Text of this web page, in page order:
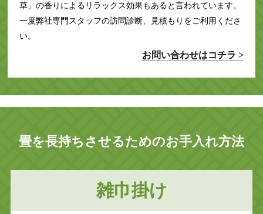
草」の香りによるリラックス効果もあると言われています。
一度弊社専門スタッフの訪問診断、見積もりをご利用くださ
い。
お問い合わせはコチラ >
畳を長持ちさせるためのお手入れ方法
雑巾掛け